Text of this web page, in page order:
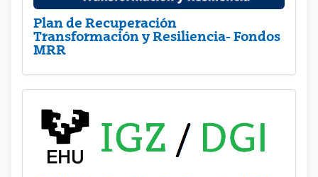
Plan de Recuperación
Transformación y Resiliencia- Fondos
MRR